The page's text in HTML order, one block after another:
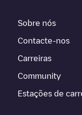
Sobre nós
Contacte-nos
Carreiras
Community
Estações de